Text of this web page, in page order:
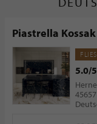
Piastrella
5.0/